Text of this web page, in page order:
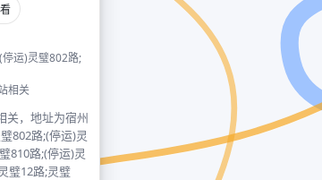
运)灵璧802路;
相关
关，地址为宿州
802路;(停运)灵
810路;(停运)灵
璧12路;灵璧